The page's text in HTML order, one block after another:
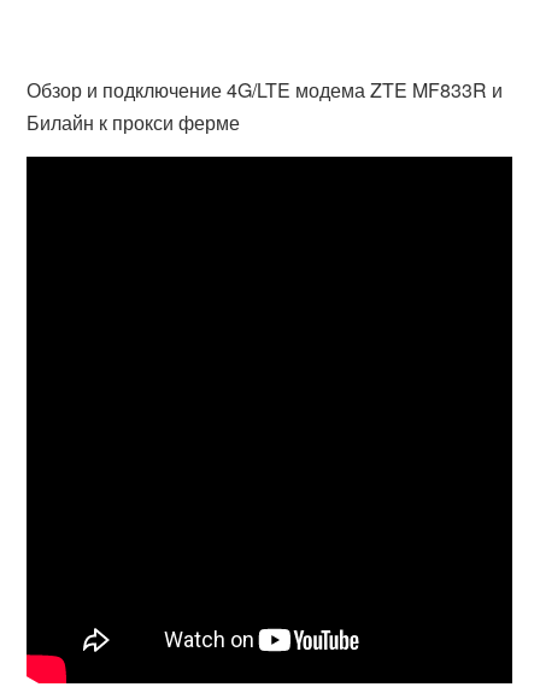
Обзор и подключение 4G/LTE модема ZTE MF833R и
Билайн к прокси ферме